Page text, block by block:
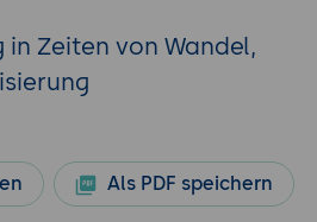
in Zeiten von Wandel,
Als PDF speichern